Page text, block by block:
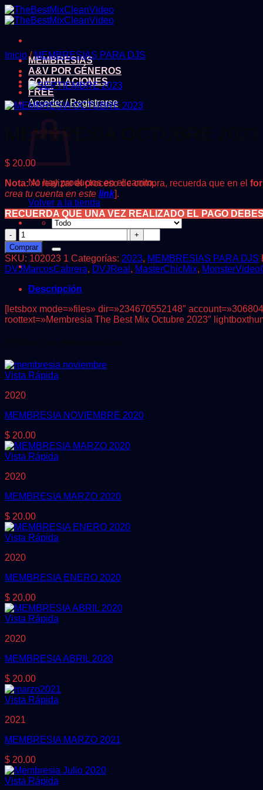
Saltar
al
MEMBRESIAS
A&V POR GÉNEROS
COMPILACIONES
FREE
Acceder / Registrarse
Carrito
No hay productos en el carrito.
Volver a la tienda
por:
Inicio / MEMBRESIAS PARA DJS
MEMBRESIA OCTUBRE 2023
$ 20.00
Nota:Al realizar el proceso de compra, recuerda que en el
crea tu cuenta en este link].
RECUERDA QUE UNA VEZ REALIZADO EL PAGO
MEMBRESIA
OCTUBRE
2023
cantidad
Comprar
SKU: 102023 1 Categorías: 2023, MEMBRESIAS PARA DJS
DVJMarcosCabrera, DVJReal , MasterChicMix,
Descripción
[letsbox mode=»files» dir=»234670552148″
roottext=»Membresia The Best Mix Octubre 2023″
Vista Rápida
2020
MEMBRESIA NOVIEMBRE 2020
$ 20.00
Vista Rápida
2020
MEMBRESIA MARZO 2020
$ 20.00
Vista Rápida
2020
MEMBRESIA ENERO 2020
$ 20.00
Vista Rápida
2020
MEMBRESIA ABRIL 2020
$ 20.00
Vista Rápida
2021
MEMBRESIA MARZO 2021
$ 20.00
Vista Rápida